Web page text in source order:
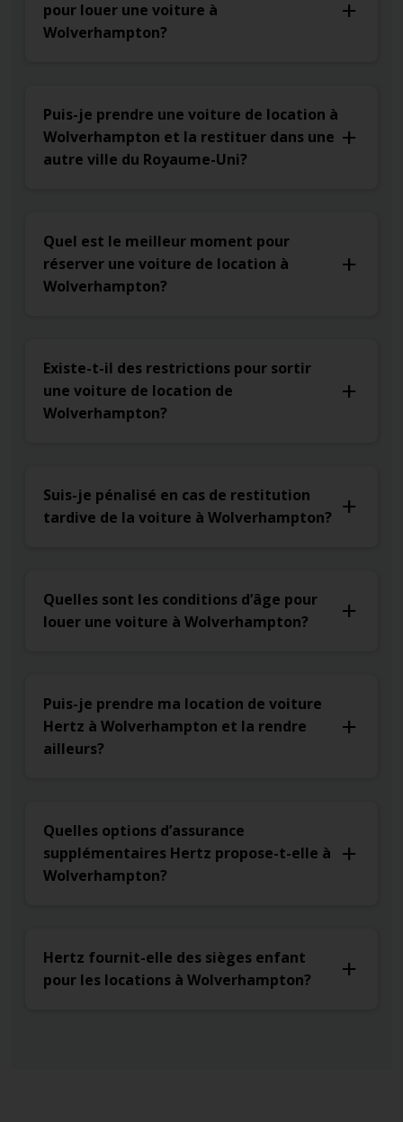
pour louer une voiture à
Wolverhampton?
Puis-je prendre une voiture de location à
Wolverhampton et la restituer dans une
autre ville du Royaume-Uni?
Quel est le meilleur moment pour
réserver une voiture de location à
Wolverhampton?
Existe-t-il des restrictions pour sortir
une voiture de location de
Wolverhampton?
Suis-je pénalisé en cas de restitution
tardive de la voiture à Wolverhampton?
Quelles sont les conditions d’âge pour
louer une voiture à Wolverhampton?
Puis-je prendre ma location de voiture
Hertz à Wolverhampton et la rendre
ailleurs?
Quelles options d’assurance
supplémentaires Hertz propose-t-elle à
Wolverhampton?
Hertz fournit-elle des sièges enfant
pour les locations à Wolverhampton?